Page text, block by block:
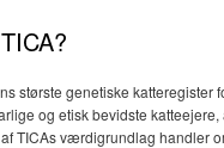
største genetiske katteregister
og etisk bevidste
TICAs værdigrundlag handler